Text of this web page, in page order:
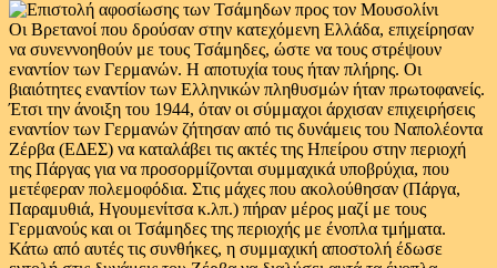
Οι Βρετανοί που δρούσαν στην κατεχόμενη Ελλάδα, επιχείρησαν
να συνεννοηθούν με τους Τσάμηδες, ώστε να τους στρέψουν
εναντίον των Γερμανών. Η αποτυχία τους ήταν πλήρης. Οι
βιαιότητες εναντίον των Ελληνικών πληθυσμών ήταν πρωτοφανείς.
Έτσι την άνοιξη του 1944, όταν οι σύμμαχοι άρχισαν επιχειρήσεις
εναντίον των Γερμανών ζήτησαν από τις δυνάμεις του Ναπολέοντα
Ζέρβα (ΕΔΕΣ) να καταλάβει τις ακτές της Ηπείρου στην περιοχή
της Πάργας για να προσορμίζονται συμμαχικά υποβρύχια, που
μετέφεραν πολεμοφόδια. Στις μάχες που ακολούθησαν (Πάργα,
Παραμυθιά, Ηγουμενίτσα κ.λπ.) πήραν μέρος μαζί με τους
Γερμανούς και οι Τσάμηδες της περιοχής με ένοπλα τμήματα.
Κάτω από αυτές τις συνθήκες, η συμμαχική αποστολή έδωσε